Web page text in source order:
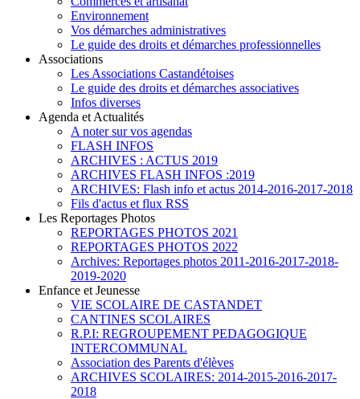
Environnement
Vos démarches administratives
Le guide des droits et démarches professionnelles
Associations
Les Associations Castandétoises
Le guide des droits et démarches associatives
Infos diverses
Agenda et Actualités
A noter sur vos agendas
FLASH INFOS
ARCHIVES : ACTUS 2019
ARCHIVES FLASH INFOS :2019
ARCHIVES: Flash info et actus 2014-2016-2017-2018
Fils d'actus et flux RSS
Les Reportages Photos
REPORTAGES PHOTOS 2021
REPORTAGES PHOTOS 2022
Archives: Reportages photos 2011-2016-2017-2018-
2019-2020
Enfance et Jeunesse
VIE SCOLAIRE DE CASTANDET
CANTINES SCOLAIRES
R.P.I: REGROUPEMENT PEDAGOGIQUE
INTERCOMMUNAL
Association des Parents d'élèves
ARCHIVES SCOLAIRES: 2014-2015-2016-2017-
2018